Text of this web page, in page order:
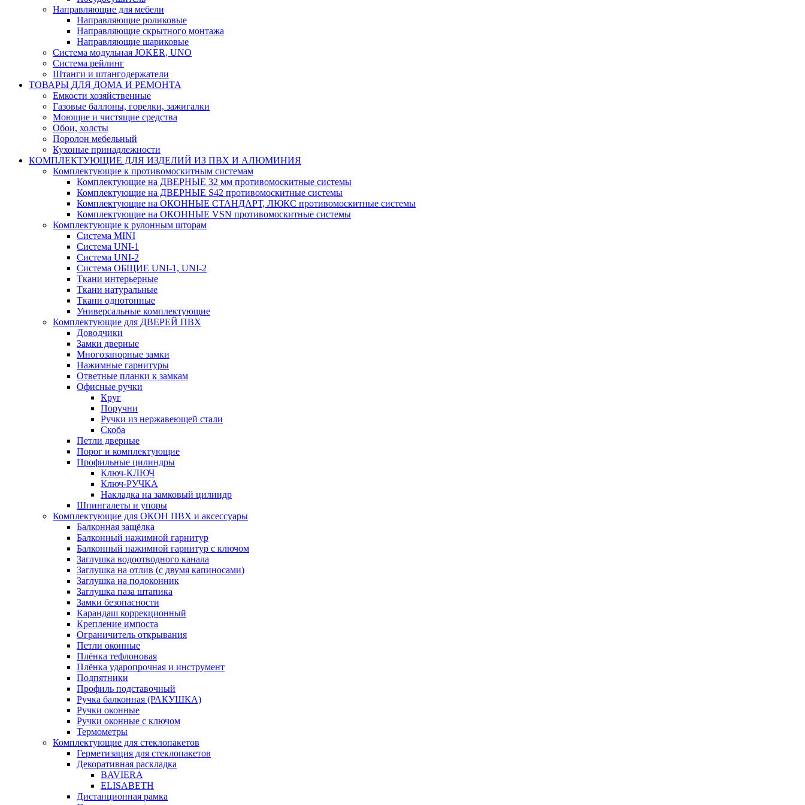
Направляющие для мебели
Направляющие роликовые
Направляющие скрытного монтажа
Направляющие шариковые
Система модульная JOKER, UNO
Система рейлинг
Штанги и штангодержатели
ТОВАРЫ ДЛЯ ДОМА И РЕМОНТА
Емкости хозяйственные
Газовые баллоны, горелки, зажигалки
Моющие и чистящие средства
Обои, холсты
Поролон мебельный
Кухоные принадлежности
КОМПЛЕКТУЮЩИЕ ДЛЯ ИЗДЕЛИЙ ИЗ ПВХ И АЛЮМИНИЯ
Комплектующие к противомоскитным системам
Комплектующие на ДВЕРНЫЕ 32 мм противомоскитные системы
Комплектующие на ДВЕРНЫЕ S42 противомоскитные системы
Комплектующие на ОКОННЫЕ СТАНДАРТ, ЛЮКС противомоскитные системы
Комплектующие на ОКОННЫЕ VSN противомоскитные системы
Комплектующие к рулонным шторам
Система MINI
Система UNI-1
Система UNI-2
Система ОБЩИЕ UNI-1, UNI-2
Ткани интерьерные
Ткани натуральные
Ткани однотонные
Универсальные комплектующие
Комплектующие для ДВЕРЕЙ ПВХ
Доводчики
Замки дверные
Многозапорные замки
Нажимные гарнитуры
Ответные планки к замкам
Офисные ручки
Круг
Поручни
Ручки из нержавеющей стали
Скоба
Петли дверные
Порог и комплектующие
Профильные цилиндры
Ключ-КЛЮЧ
Ключ-РУЧКА
Накладка на замковый цилиндр
Шпингалеты и упоры
Комплектующие для ОКОН ПВХ и аксессуары
Балконная защёлка
Балконный нажимной гарнитур
Балконный нажимной гарнитур с ключом
Заглушка водоотводного канала
Заглушка на отлив (с двумя капиносами)
Заглушка на подоконник
Заглушка паза штапика
Замки безопасности
Карандаш коррекционный
Крепление импоста
Ограничитель открывания
Петли оконные
Плёнка тефлоновая
Плёнка ударопрочная и инструмент
Подпятники
Профиль подставочный
Ручка балконная (РАКУШКА)
Ручки оконные
Ручки оконные с ключом
Термометры
Комплектующие для стеклопакетов
Герметизация для стеклопакетов
Декоративная раскладка
BAVIERA
ELISABETH
Дистанционная рамка